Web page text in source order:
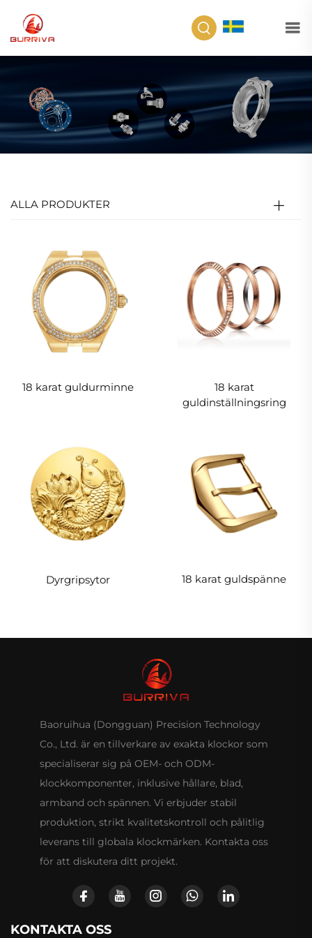
ALLA PRODUKTER
18 karat guldurminne
18 karat
guldinställningsring
Dyrgripsytor 18 karat guldspänne
Baoruihua (Dongguan) Precision Technology
Co., Ltd. är en tillverkare av exakta klockor som
specialiserar sig på OEM- och ODM-
klockkomponenter, inklusive hållare, blad,
armband och spännen. Vi erbjuder stabil
produktion, strikt kvalitetskontroll och pålitlig
leverans till globala klockmärken. Kontakta oss
för att diskutera ditt projekt.
KONTAKTA OSS